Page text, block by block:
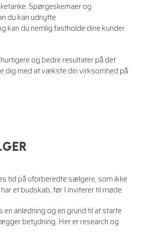
Spørgeskemaer og
du kan udnytte
kan du nemlig fastholde dine kunder
og bedre resultater på det
dig med at vækste din virksomhed på
tid på uforberedte sælgere, som ikke
et budskab, før I inviterer til møde.
anledning og en grund til at starte
betydning. Her er research og